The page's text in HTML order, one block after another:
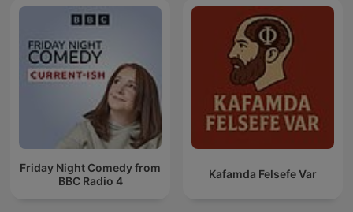
Friday Night Comedy from
BBC Radio 4
Kafamda Felsefe Var